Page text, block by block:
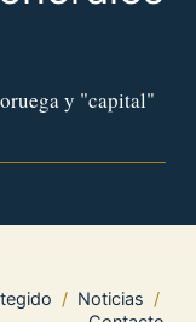
y "capital"
/ Noticias /